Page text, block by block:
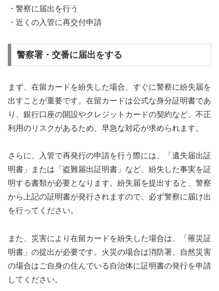
・警察に届出を行う
・近くの入管に再交付申請
警察署・交番に届出をする
まず、在留カードを紛失した場合、すぐに警察に紛失届を
出すことが重要です。在留カードは公式な身分証明書であ
り、銀行口座の開設やクレジットカードの契約など、不正
利用のリスクがあるため、早急な対応が求められます。
さらに、入管で再発行の申請を行う際には、「遺失届出証
明書」または「盗難届出証明書」など、紛失した事実を証
明する書類が必要となります。紛失届を提出すると、警察
から上記の証明書が発行されますので、必ず警察に届け出
を行ってください。
また、災害により在留カードを紛失した場合は、「罹災証
明書」の提出が必要です。火災の場合は消防署、自然災害
の場合はご自身の住んでいる自治体に証明書の発行を申請
してください。